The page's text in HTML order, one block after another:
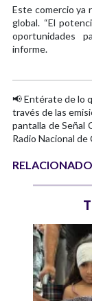
Este comercio ya
global. “El
oportunidades
informe.
📢 Entérate de lo
través de las
pantalla de Señal
Radio Nacional de